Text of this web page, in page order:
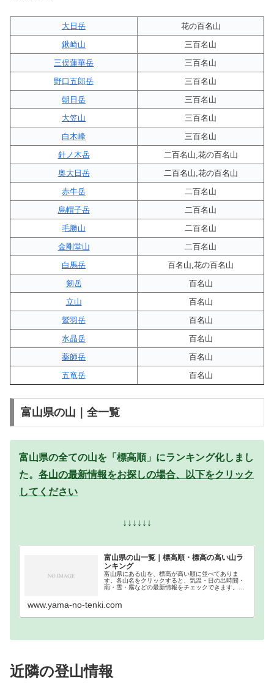
大日岳
花の百名山
鍬崎山
三百名山
三俣蓮華岳
三百名山
野口五郎岳
三百名山
朝日岳
三百名山
大笠山
三百名山
白木峰
三百名山
針ノ木岳
二百名山,花の百名山
奥大日岳
二百名山,花の百名山
赤牛岳
二百名山
烏帽子岳
二百名山
毛勝山
二百名山
金剛堂山
二百名山
白馬岳
百名山,花の百名山
剱岳
百名山
立山
百名山
鷲羽岳
百名山
水晶岳
百名山
薬師岳
百名山
五竜岳
百名山
富山県の山｜全一覧
富山県の全ての山を「標高順」にランキング化しまし
た。 各山の最新情報をお探しの場合、以下をクリック
してください
↓↓↓↓↓↓
富山県の山一覧｜標高順・標高の高い山ラ
ンキング
富山県にある山を、標高が高い順に並べてありま
す。各山名をクリックすると、気温・日の出時間・
雨・雪・霧などの最新情報をチェックできます。富
www.yama-no-tenki.com
近隣の登山情報